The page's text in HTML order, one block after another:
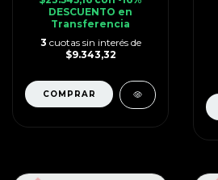
DESCUENTO en
Transferencia
3 cuotas sin interés de
$9.343,32